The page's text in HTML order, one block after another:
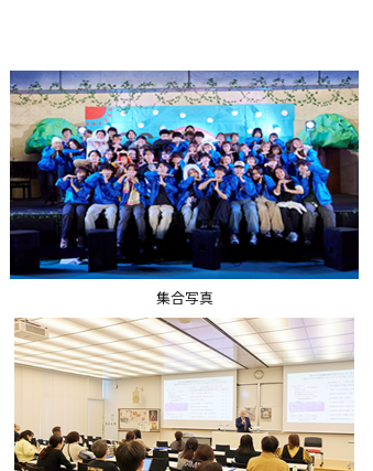
集合写真